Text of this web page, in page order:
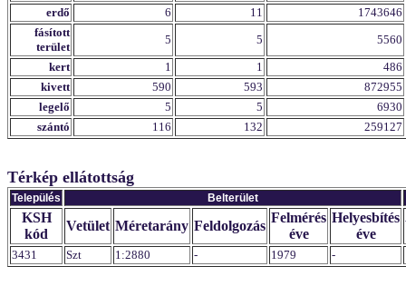
erdő 6 11
1743646
fásított
terület
5 5
5560
kert
1 1
486
kivett
590 593
872955
legelő
5 5
6930
szántó
116 132 259127
Térkép ellátottság
Település Belterület
KSH
kód
Vetület Méretarány Feldolgozás
Felmérés
éve
Helyesbítés
éve
3431 Szt 1:2880 - 1979 -